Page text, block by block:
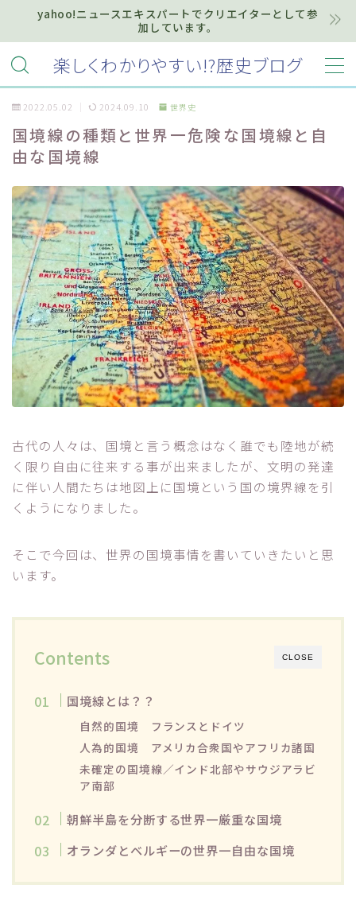
yahoo!ニュースエキスパートでクリエイターとして参
加しています。
楽しくわかりやすい!?歴史ブログ
MENU
ホーム
プライバシーポリシー
お知らせ『インフォメーション』
質問・お問い合わせ等はこちらまで
2022.05.02 2024.09.10 世界史
国境線の種類と世界一危険な国境線と自
由な国境線
古代の人々は、国境と言う概念はなく誰でも陸地が続
く限り自由に往来する事が出来ましたが、文明の発達
に伴い人間たちは地図上に国境という国の境界線を引
くようになりました。
そこで今回は、世界の国境事情を書いていきたいと思
います。
CLOSE
Contents
国境線とは？？
自然的国境 フランスとドイツ
人為的国境 アメリカ合衆国やアフリカ諸国
未確定の国境線／インド北部やサウジアラビ
ア南部
朝鮮半島を分断する世界一厳重な国境
オランダとベルギーの世界一自由な国境